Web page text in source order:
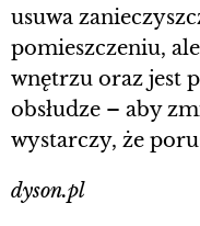
usuwa
pomieszczeniu,
wnętrzu oraz jest
obsłudze – aby
wystarczy, że
dyson.pl